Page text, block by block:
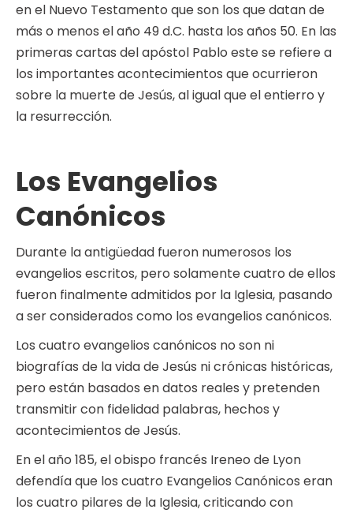
en el Nuevo Testamento que son los que datan de
más o menos el año 49 d.C. hasta los años 50. En las
primeras cartas del apóstol Pablo este se refiere a
los importantes acontecimientos que ocurrieron
sobre la muerte de Jesús, al igual que el entierro y
la resurrección.
Los Evangelios
Canónicos
Durante la antigüedad fueron numerosos los
evangelios escritos, pero solamente cuatro de ellos
fueron finalmente admitidos por la Iglesia, pasando
a ser considerados como los evangelios canónicos.
Los cuatro evangelios canónicos no son ni
biografías de la vida de Jesús ni crónicas históricas,
pero están basados en datos reales y pretenden
transmitir con fidelidad palabras, hechos y
acontecimientos de Jesús.
En el año 185, el obispo francés Ireneo de Lyon
defendía que los cuatro Evangelios Canónicos eran
los cuatro pilares de la Iglesia, criticando con